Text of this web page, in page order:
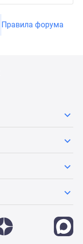
Правила форума